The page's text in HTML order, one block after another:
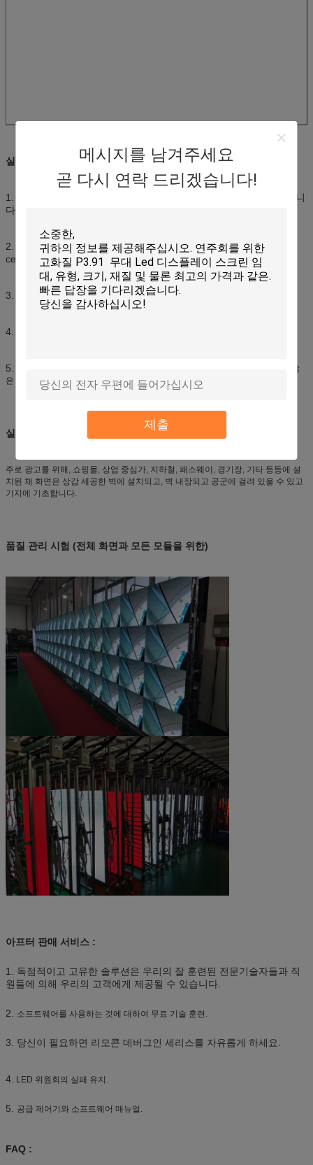
메시지를 남겨주세요
곧 다시 연락 드리겠습니다!
제출
실내 빌보드의 특징
1. 고-대비, 풀 컬러, 12-19bit 밝기 신호, 화면은 명백하고 좋게 보입니
다.
2. 지원 HDMI / DVI / VGA가 매우 편리한
cellphone/ipad/computer/USB에 의해 제어될 수 있습니다.
3. 모듈과 전원 공급기를 대체하도록 쉽고 편리한 앞 보수 방법.
4. 낮은 불량품 rate()
5.
우리의 상품은 CE-LVD를 통과했고, CE-EMC, FCC, 로에스, ISO, 3C 인증, 많
은 국가로 발송할 수 있습니다.
실내 빌보드의 적용
주로 광고를 위해, 쇼핑몰, 상업 중심가, 지하철, 패스웨이, 경기장, 기타 등등에 설
치된 채 화면은 상감 세공한 벽에 설치되고, 벽 내장되고 공군에 걸려 있을 수 있고
기지에 기초합니다.
품질 관리 시험 (전체 화면과 모든 모듈을 위한)
아프터 판매 서비스 :
1. 독점적이고 고유한 솔루션은 우리의 잘 훈련된 전문기술자들과 직
원들에 의해 우리의 고객에게 제공될 수 있습니다.
2. 소프트웨어를 사용하는 것에 대하여 무료 기술 훈련.
3. 당신이 필요하면 리모콘 데버그인 세리스를 자유롭게 하세요.
4. LED 위원회의 실패 유지.
5. 공급 제어기와 소프트웨어 매뉴얼.
FAQ :